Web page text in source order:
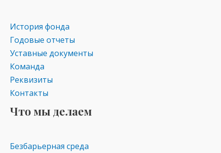
История фонда
Годовые отчеты
Уставные документы
Команда
Реквизиты
Контакты
Что мы делаем
Безбарьерная среда